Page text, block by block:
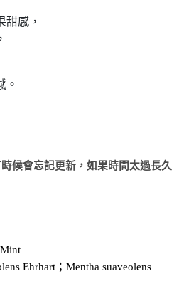
甜感，
。
候會忘記更新，如果時間太過長久
Ehrhart；Mentha suaveolens